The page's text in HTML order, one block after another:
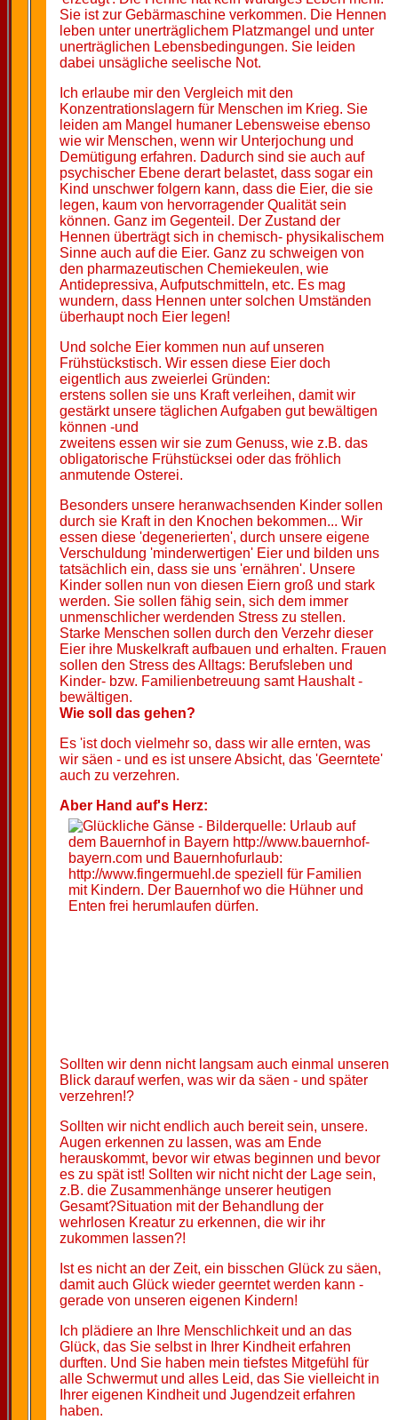
Sie ist zur Gebärmaschine verkommen. Die Hennen
leben unter unerträglichem Platzmangel und unter
unerträglichen Lebensbedingungen. Sie leiden
dabei unsägliche seelische Not.
Ich erlaube mir den Vergleich mit den
Konzentrationslagern für Menschen im Krieg. Sie
leiden am Mangel humaner Lebensweise ebenso
wie wir Menschen, wenn wir Unterjochung und
Demütigung erfahren. Dadurch sind sie auch auf
psychischer Ebene derart belastet, dass sogar ein
Kind unschwer folgern kann, dass die Eier, die sie
legen, kaum von hervorragender Qualität sein
können. Ganz im Gegenteil. Der Zustand der
Hennen überträgt sich in chemisch- physikalischem
Sinne auch auf die Eier. Ganz zu schweigen von
den pharmazeutischen Chemiekeulen, wie
Antidepressiva, Aufputschmitteln, etc. Es mag
wundern, dass Hennen unter solchen Umständen
überhaupt noch Eier legen!
Und solche Eier kommen nun auf unseren
Frühstückstisch. Wir essen diese Eier doch
eigentlich aus zweierlei Gründen:
erstens sollen sie uns Kraft verleihen, damit wir
gestärkt unsere täglichen Aufgaben gut bewältigen
können -und
zweitens essen wir sie zum Genuss, wie z.B. das
obligatorische Frühstücksei oder das fröhlich
anmutende Osterei.
Besonders unsere heranwachsenden Kinder sollen
durch sie Kraft in den Knochen bekommen... Wir
essen diese 'degenerierten', durch unsere eigene
Verschuldung 'minderwertigen' Eier und bilden uns
tatsächlich ein, dass sie uns 'ernähren'. Unsere
Kinder sollen nun von diesen Eiern groß und stark
werden. Sie sollen fähig sein, sich dem immer
unmenschlicher werdenden Stress zu stellen.
Starke Menschen sollen durch den Verzehr dieser
Eier ihre Muskelkraft aufbauen und erhalten. Frauen
sollen den Stress des Alltags: Berufsleben und
Kinder- bzw. Familienbetreuung samt Haushalt -
bewältigen.
Wie soll das gehen?
Es 'ist doch vielmehr so, dass wir alle ernten, was
wir säen - und es ist unsere Absicht, das 'Geerntete'
auch zu verzehren.
Aber Hand auf's Herz:
Sollten wir denn nicht langsam auch einmal unseren
Blick darauf werfen, was wir da säen - und später
verzehren!?
Sollten wir nicht endlich auch bereit sein, unsere.
Augen erkennen zu lassen, was am Ende
herauskommt, bevor wir etwas beginnen und bevor
es zu spät ist! Sollten wir nicht nicht der Lage sein,
z.B. die Zusammenhänge unserer heutigen
Gesamt?Situation mit der Behandlung der
wehrlosen Kreatur zu erkennen, die wir ihr
zukommen lassen?!
Ist es nicht an der Zeit, ein bisschen Glück zu säen,
damit auch Glück wieder geerntet werden kann -
gerade von unseren eigenen Kindern!
Ich plädiere an Ihre Menschlichkeit und an das
Glück, das Sie selbst in Ihrer Kindheit erfahren
durften. Und Sie haben mein tiefstes Mitgefühl für
alle Schwermut und alles Leid, das Sie vielleicht in
Ihrer eigenen Kindheit und Jugendzeit erfahren
haben.